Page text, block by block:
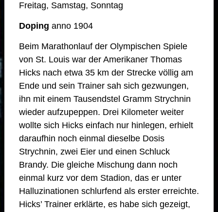
Freitag, Samstag, Sonntag
Doping anno 1904
Beim Marathonlauf der Olympischen Spiele
von St. Louis war der Amerikaner Thomas
Hicks nach etwa 35 km der Strecke völlig am
Ende und sein Trainer sah sich gezwungen,
ihn mit einem Tausendstel Gramm Strychnin
wieder aufzupeppen. Drei Kilometer weiter
wollte sich Hicks einfach nur hinlegen, erhielt
daraufhin noch einmal dieselbe Dosis
Strychnin, zwei Eier und einen Schluck
Brandy. Die gleiche Mischung dann noch
einmal kurz vor dem Stadion, das er unter
Halluzinationen schlurfend als erster erreichte.
Hicks’ Trainer erklärte, es habe sich gezeigt,